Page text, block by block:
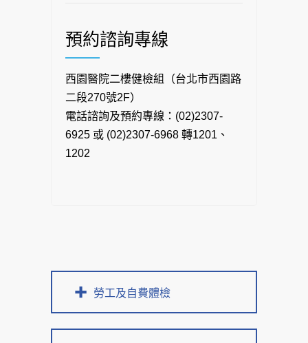
預約諮詢專線
西園醫院二樓健檢組（台北市西園路
二段270號2F）
電話諮詢及預約專線：(02)2307-
6925 或 (02)2307-6968 轉1201、
1202
勞工及自費體檢